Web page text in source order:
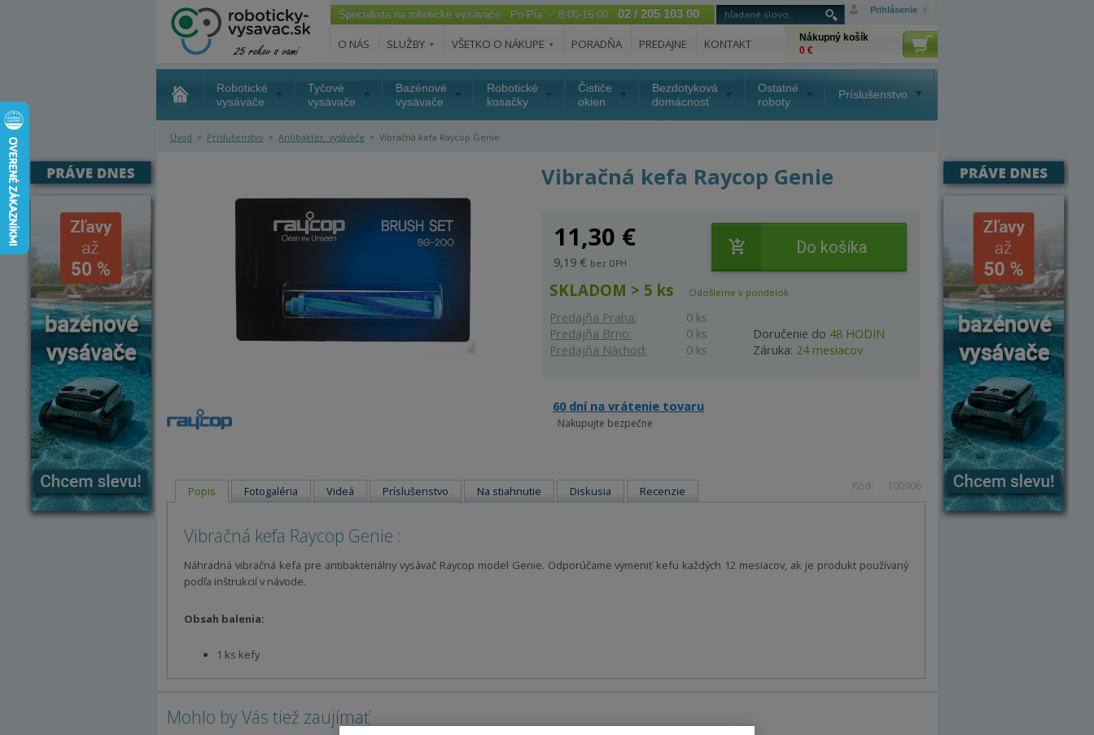
Prihlásenie
Špecialista na robotické vysávače Po-Pia - 8:00-16:00 02 / 205 103 00
O NÁS SLUŽBY VŠETKO O NÁKUPE PORADŇA PREDAJNE KONTAKT
Nákupný košík
0 €
Robotické
vysávače
Tyčové
vysávače
Bazénové
vysávače
Robotické
kosačky
Čističe
okien
Bezdotyková
domácnosť
Ostatné
roboty
Príslušenstvo
Úvod » Príslušenstvo » Antibakter. vysávače » Vibračná kefa Raycop Genie
Vibračná kefa Raycop Genie
11,30 €
9,19 € bez DPH
Do košíka
SKLADOM > 5 ks Odošleme v pondelok
Predajňa Praha:
0 ks
Predajňa Brno:
0 ks
Predajňa Náchod:
0 ks
Doručenie do 48 HODIN
Záruka: 24 mesiacov
60 dní na vrátenie tovaru
Nakupujte bezpečne
Kód: 100906
Popis Fotogaléria Videá Príslušenstvo Na stiahnutie Diskusia Recenzie
Vibračná kefa Raycop Genie :
Náhradná vibračná kefa pre antibakteriálny vysávač Raycop model Genie. Odporúčame vymeniť kefu každých 12 mesiacov, ak je produkt používaný
podľa inštrukcií v návode.
Obsah balenia:
1 ks kefy
Mohlo by Vás tiež zaujímať